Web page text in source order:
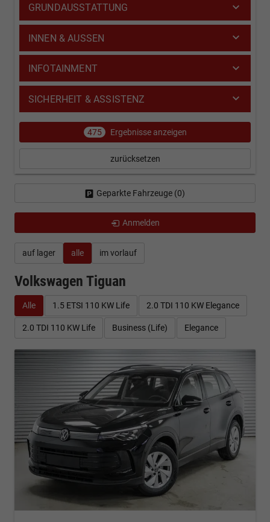
auf lager alle im vorlauf
Volkswagen Tiguan
Alle 1.5 ETSI 110 KW Life 2.0 TDI 110 KW Elegance
2.0 TDI 110 KW Life Business (Life) Elegance
GRUNDAUSSTATTUNG
INNEN & AUSSEN
INFOTAINMENT
SICHERHEIT & ASSISTENZ
475 Ergebnisse anzeigen
zurücksetzen
Geparkte Fahrzeuge (0)
Anmelden